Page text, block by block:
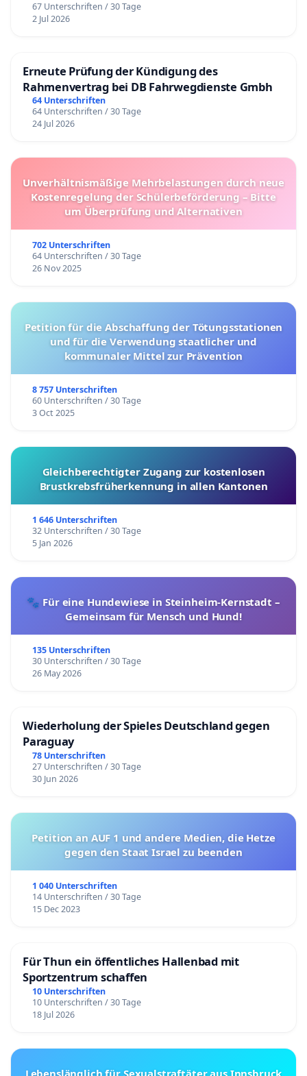
67 Unterschriften / 30 Tage
2 Jul 2026
Erneute Prüfung der Kündigung des
Rahmenvertrag bei DB Fahrwegdienste Gmbh
64 Unterschriften
64 Unterschriften / 30 Tage
24 Jul 2026
Unverhältnismäßige Mehrbelastungen durch neue
Kostenregelung der Schülerbeförderung – Bitte
um Überprüfung und Alternativen
702 Unterschriften
64 Unterschriften / 30 Tage
26 Nov 2025
Petition für die Abschaffung der Tötungsstationen
und für die Verwendung staatlicher und
kommunaler Mittel zur Prävention
8 757 Unterschriften
60 Unterschriften / 30 Tage
3 Oct 2025
Gleichberechtigter Zugang zur kostenlosen
Brustkrebsfrüherkennung in allen Kantonen
1 646 Unterschriften
32 Unterschriften / 30 Tage
5 Jan 2026
🐾 Für eine Hundewiese in Steinheim-Kernstadt –
Gemeinsam für Mensch und Hund!
135 Unterschriften
30 Unterschriften / 30 Tage
26 May 2026
Wiederholung der Spieles Deutschland gegen
Paraguay
78 Unterschriften
27 Unterschriften / 30 Tage
30 Jun 2026
Petition an AUF 1 und andere Medien, die Hetze
gegen den Staat Israel zu beenden
1 040 Unterschriften
14 Unterschriften / 30 Tage
15 Dec 2023
Für Thun ein öffentliches Hallenbad mit
Sportzentrum schaffen
10 Unterschriften
10 Unterschriften / 30 Tage
18 Jul 2026